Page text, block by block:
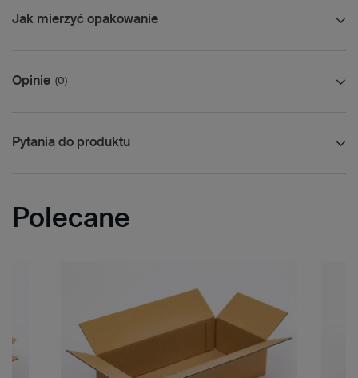
Jak mierzyć opakowanie
Opinie (0)
Pytania do produktu
Polecane